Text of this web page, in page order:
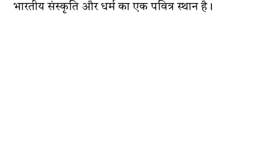
भारतीय संस्कृति और धर्म का एक पवित्र स्थान है।